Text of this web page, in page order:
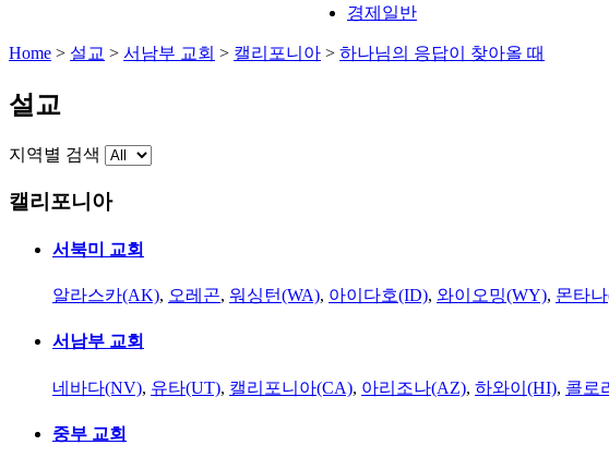
경제일반
Home > 설교 > 서남부 교회 > 캘리포니아 > 하나님의 응답이 찾아올 때
설교
지역별 검색
캘리포니아
서북미 교회
알라스카(AK), 오레곤, 워싱턴(WA), 아이다호(ID), 와이오밍(WY), 몬타
서남부 교회
네바다(NV), 유타(UT), 캘리포니아(CA), 아리조나(AZ), 하와이(HI), 콜로
중부 교회